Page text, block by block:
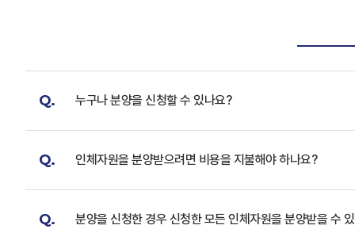
Q. 누구나 분양을 신청할 수 있나요?
Q. 인체자원을 분양받으려면 비용을 지불해야 하나요?
Q. 분양을 신청한 경우 신청한 모든 인체자원을 분양받을 수